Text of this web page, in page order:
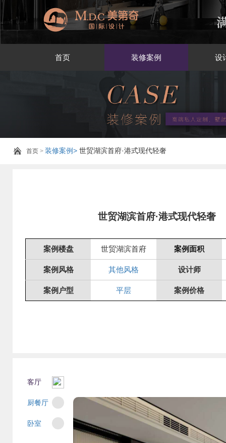
首页 装修案例 设
首页 > 装修案例> 世贸湖滨首府·港式现代轻奢
世贸湖滨首府·港式现代轻奢
案例楼盘 世贸湖滨首府 案例面积
案例风格 其他风格 设计师
案例户型 平层 案例价格
客厅
厨餐厅
卧室